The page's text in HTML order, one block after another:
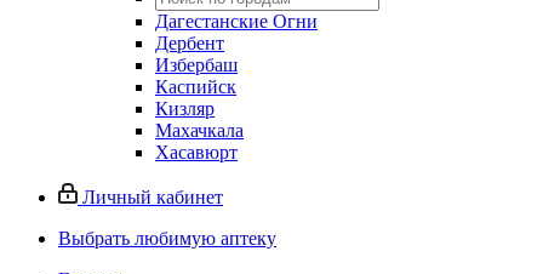
Дагестанские Огни
Дербент
Избербаш
Каспийск
Кизляр
Махачкала
Хасавюрт
Личный кабинет
Выбрать любимую аптеку